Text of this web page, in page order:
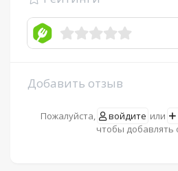
Добавить отзыв
Пожалуйста, войдите или
чтобы добавлять